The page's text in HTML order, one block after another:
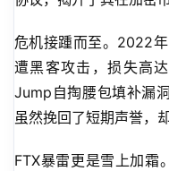
危机接踵而至。2022
遭黑客攻击，损失高
Jump自掏腰包填补漏
虽然挽回了短期声誉，
FTX暴雷更是雪上加霜